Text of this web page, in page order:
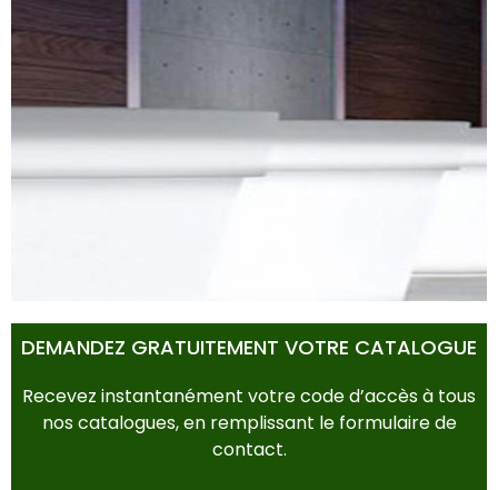
POTS & BACS
DEMANDEZ GRATUITEMENT VOTRE CATALOGUE
Recevez instantanément votre code d’accès à tous
nos catalogues, en remplissant le formulaire de
contact.